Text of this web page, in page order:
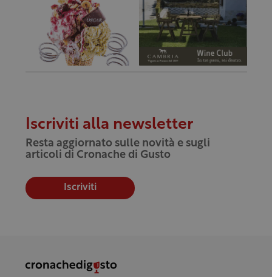
Iscriviti alla newsletter
Resta aggiornato sulle novità e sugli
articoli di Cronache di Gusto
Iscriviti